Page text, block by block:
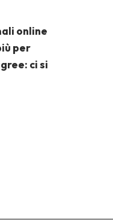
online
per
ci si